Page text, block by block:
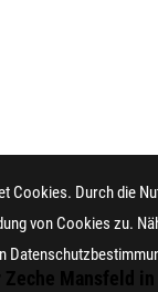
Mansfeld in
Cookies. Durch die
von Cookies zu.